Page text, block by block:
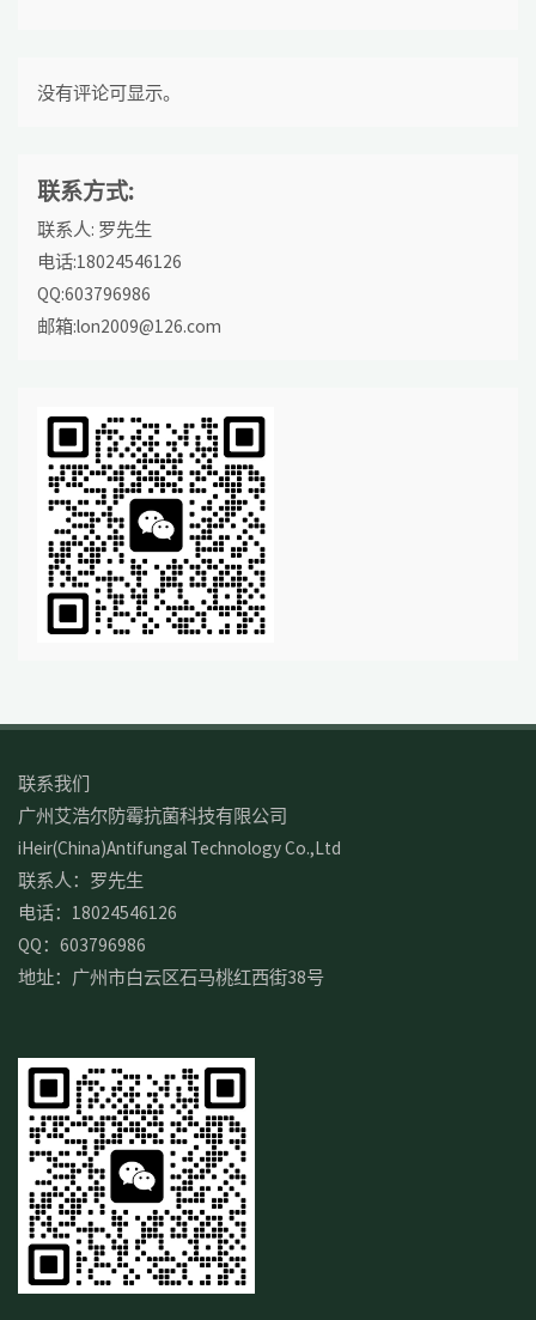
没有评论可显示。
联系方式:
联系人: 罗先生
电话:18024546126
QQ:603796986
邮箱:lon2009@126.com
联系我们
广州艾浩尔防霉抗菌科技有限公司
iHeir(China)Antifungal Technology Co.,Ltd
联系人：罗先生
电话：18024546126
QQ：603796986
地址：广州市白云区石马桃红西街38号